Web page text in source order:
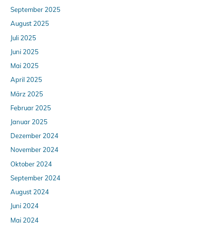
September 2025
August 2025
Juli 2025
Juni 2025
Mai 2025
April 2025
März 2025
Februar 2025
Januar 2025
Dezember 2024
November 2024
Oktober 2024
September 2024
August 2024
Juni 2024
Mai 2024